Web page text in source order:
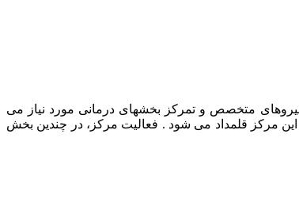
بکارگیری نیروهای متخصص و تمرکز بخشهای درمانی مورد نیاز می
این مرکز قلمداد می شود . فعالیت مرکز، در چندین بخش